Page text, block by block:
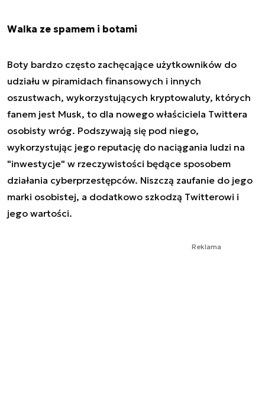
Walka ze spamem i botami
Boty bardzo często zachęcające użytkowników do
udziału w piramidach finansowych i innych
oszustwach, wykorzystujących kryptowaluty, których
fanem jest Musk, to dla nowego właściciela Twittera
osobisty wróg. Podszywają się pod niego,
wykorzystując jego reputację do naciągania ludzi na
"inwestycje" w rzeczywistości będące sposobem
działania cyberprzestępców. Niszczą zaufanie do jego
marki osobistej, a dodatkowo szkodzą Twitterowi i
jego wartości.
Reklama